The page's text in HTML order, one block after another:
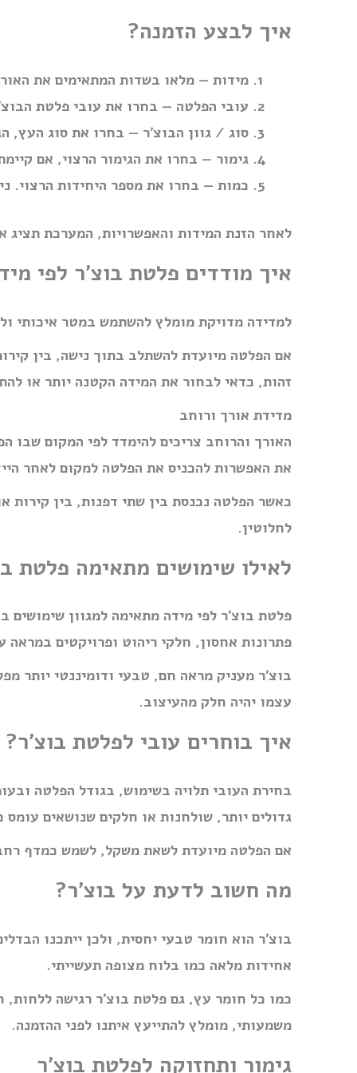
איך לבצע הזמנה?
מידות — מלאו בשדות המתאימים את
עובי הפלטה — בחרו את עובי פלטת
סוג / גוון הבוצ׳ר — בחרו את סוג העץ,
גימור — בחרו את הגימור הרצוי, אם
כמות — בחרו את מספר היחידות הרצוי.
לאחר הזנת המידות והאפשרויות, המערכת תציג
איך מודדים פלטת בוצ׳ר לפי
למדידה מדויקת מומלץ להשתמש במטר איכותי
אם הפלטה מיועדת להשתלב בתוך נישה, בין
זהות, כדאי לבחור את המידה הקטנה יותר או
מדידת אורך ורוחב
האורך והרוחב צריכים להימדד לפי המקום
את האפשרות להכניס את הפלטה למקום לאחר
כאשר הפלטה נכנסת בין שתי דפנות, בין קירות
לחלוטין.
לאילו שימושים מתאימה פלטת
פלטת בוצ׳ר לפי מידה מתאימה למגוון
פתרונות אחסון, חלקי ריהוט ופרויקטים במראה
בוצ׳ר מעניק מראה חם, טבעי ודומיננטי יותר
עצמו יהיה חלק מהעיצוב.
איך בוחרים עובי לפלטת בוצ׳ר?
בחירת העובי תלויה בשימוש, בגודל הפלטה
גדולים יותר, שולחנות או חלקים שנושאים
אם הפלטה מיועדת לשאת משקל, לשמש כמדף
מה חשוב לדעת על בוצ׳ר?
בוצ׳ר הוא חומר טבעי יחסית, ולכן ייתכנו
אחידות מלאה כמו בלוח מצופה תעשייתי.
כמו כל חומר עץ, גם פלטת בוצ׳ר רגישה
משמעותי, מומלץ להתייעץ איתנו לפני ההזמנה.
גימור ותחזוקה לפלטת בוצ׳ר